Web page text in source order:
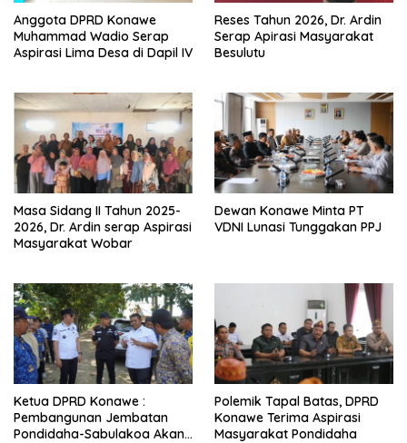
Anggota DPRD Konawe
Muhammad Wadio Serap
Aspirasi Lima Desa di Dapil IV
Reses Tahun 2026, Dr. Ardin
Serap Apirasi Masyarakat
Besulutu
Masa Sidang II Tahun 2025-
2026, Dr. Ardin serap Aspirasi
Masyarakat Wobar
Dewan Konawe Minta PT
VDNI Lunasi Tunggakan PPJ
Ketua DPRD Konawe :
Pembangunan Jembatan
Pondidaha-Sabulakoa Akan
Polemik Tapal Batas, DPRD
Konawe Terima Aspirasi
Masyarakat Pondidaha